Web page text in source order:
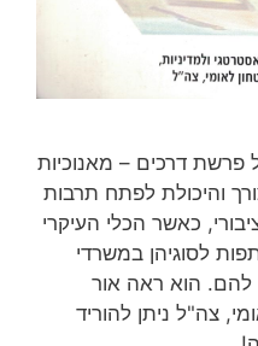
פרשת דרכים – מאנוכיות
והיכולת לפתח תרבות
כאשר הכלי העיקרי
לסוגיהן במשרדי
להם. הוא ראה אור
צה"ל ניתן להוריד